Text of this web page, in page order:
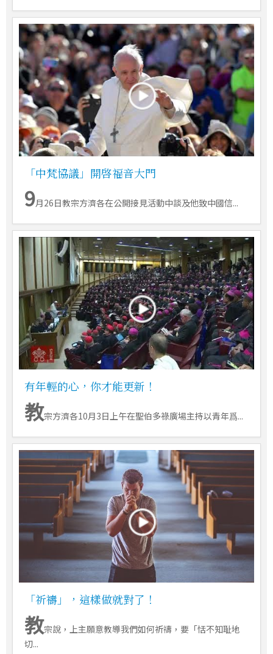
「中梵協議」開啓福音大門
9月26日教宗方濟各在公開接見活動中談及他致中國信...
有年輕的心，你才能更新！
教宗方濟各10月3日上午在聖伯多祿廣場主持以青年爲...
「祈禱」，這樣做就對了！
教宗說，上主願意教導我們如何祈禱，要「恬不知耻地
切...